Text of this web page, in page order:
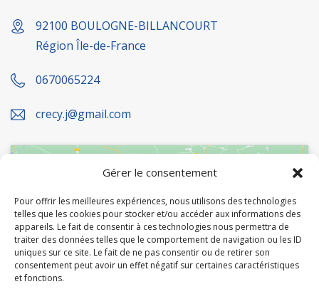
Gérer le consentement
Pour offrir les meilleures expériences, nous utilisons des technologies
telles que les cookies pour stocker et/ou accéder aux informations des
appareils. Le fait de consentir à ces technologies nous permettra de
traiter des données telles que le comportement de navigation ou les ID
uniques sur ce site. Le fait de ne pas consentir ou de retirer son
consentement peut avoir un effet négatif sur certaines caractéristiques
et fonctions.
92100 BOULOGNE-BILLANCOURT
Région Île-de-France
0670065224
crecy.j@gmail.com
Cliquez pour accepter les cookies
marketing et activer ce contenu